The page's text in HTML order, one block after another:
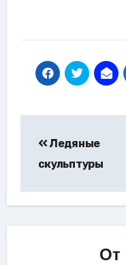
по
записям
Ледяные
скульптуры
От